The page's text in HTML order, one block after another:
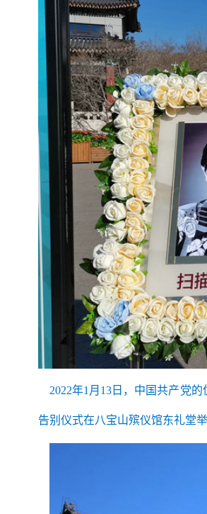
2022年1月13日，中国共产党
告别仪式在八宝山殡仪馆东礼堂举